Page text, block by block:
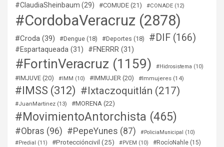
#ClaudiaSheinbaum (29) #COMUDE (21) #CONADE (12)
#CordobaVeracruz (2878)
#Croda (39) #Dengue (18) #Deportes (18) #DIF (166)
#Espartaqueada (31) #FNERRR (31)
#FortinVeracruz (1159) #Hidrosistema (10)
#IMJUVE (20) #IMM (10) #IMMUJER (20) #Immujeres (14)
#IMSS (312) #Ixtaczoquitlán (217)
#JuanMartinez (13) #MORENA (22)
#MovimientoAntorchista (465)
#Obras (96) #PepeYunes (87) #PoliciaMunicipal
(10)
#Predial
(11) #Proteccióncivil (25) #PVEM (10) #RocíoNahle (15)